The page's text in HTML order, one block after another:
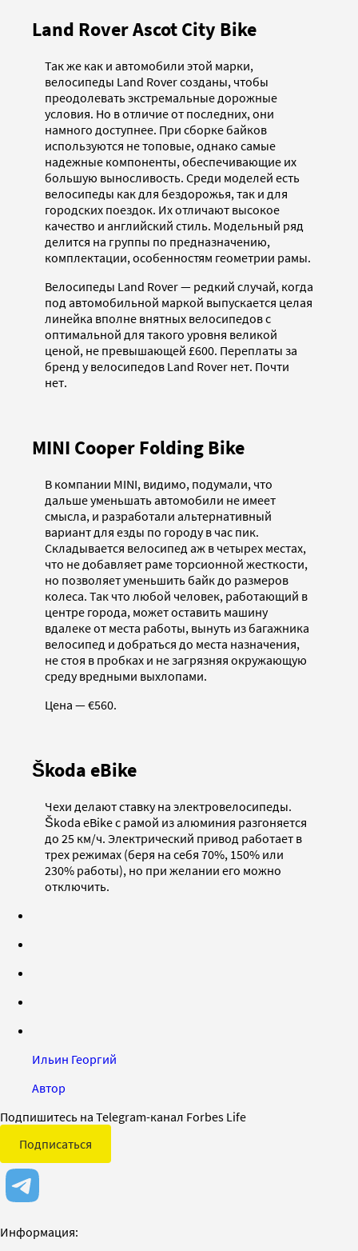
Land Rover Ascot City Bike
Так же как и автомобили этой марки,
велосипеды Land Rover созданы, чтобы
преодолевать экстремальные дорожные
условия. Но в отличие от последних, они
намного доступнее. При сборке байков
используются не топовые, однако самые
надежные компоненты, обеспечивающие их
большую выносливость. Среди моделей есть
велосипеды как для бездорожья, так и для
городских поездок. Их отличают высокое
качество и английский стиль. Модельный ряд
делится на группы по предназначению,
комплектации, особенностям геометрии рамы.
Велосипеды Land Rover — редкий случай, когда
под автомобильной маркой выпускается целая
линейка вполне внятных велосипедов с
оптимальной для такого уровня великой
ценой, не превышающей £600. Переплаты за
бренд у велосипедов Land Rover нет. Почти
нет.
MINI Cooper Folding Bike
В компании MINI, видимо, подумали, что
дальше уменьшать автомобили не имеет
смысла, и разработали альтернативный
вариант для езды по городу в час пик.
Складывается велосипед аж в четырех местах,
что не добавляет раме торсионной жесткости,
но позволяет уменьшить байк до размеров
колеса. Так что любой человек, работающий в
центре города, может оставить машину
вдалеке от места работы, вынуть из багажника
велосипед и добраться до места назначения,
не стоя в пробках и не загрязняя окружающую
среду вредными выхлопами.
Цена — €560.
Škoda eBike
Чехи делают ставку на электровелосипеды.
Škoda eBike с рамой из алюминия разгоняется
до 25 км/ч. Электрический привод работает в
трех режимах (беря на себя 70%, 150% или
230% работы), но при желании его можно
отключить.
Ильин Георгий
Автор
Подпишитесь на Telegram-канал Forbes Life
Подписаться
Информация: